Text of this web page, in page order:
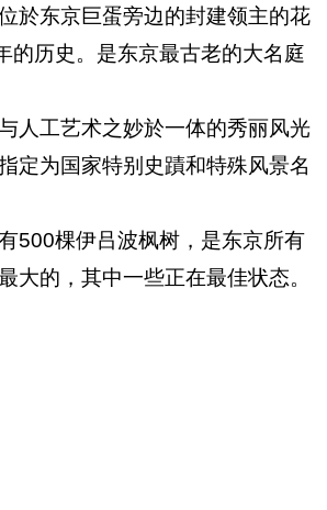
於东京巨蛋旁边的封建领主的花
的历史。是东京最古老的大名庭
人工艺术之妙於一体的秀丽风光
定为国家特别史蹟和特殊风景名
500棵伊吕波枫树，是东京所有
大的，其中一些正在最佳状态。